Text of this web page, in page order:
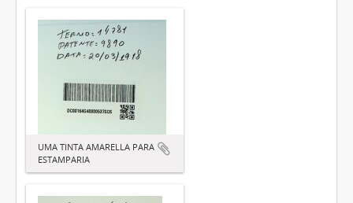
UMA TINTA AMARELLA PARA
ESTAMPARIA